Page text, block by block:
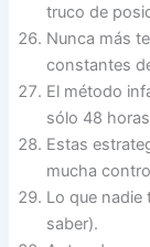
truco de
Nunca más
constantes
El método
sólo 48
Estas
mucha
Lo que nadie
saber).